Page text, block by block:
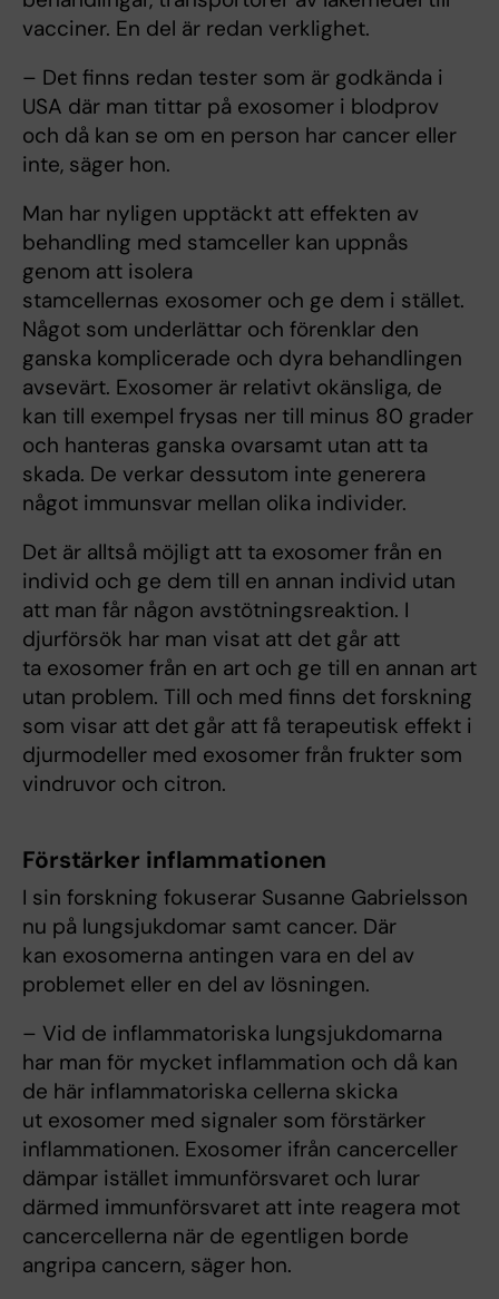
vacciner. En del är redan verklighet.
– Det finns redan tester som är godkända i
USA där man tittar på exosomer i blodprov
och då kan se om en person har cancer eller
inte, säger hon.
Man har nyligen upptäckt att effekten av
behandling med stamceller kan uppnås
genom att isolera
stamcellernas exosomer och ge dem i stället.
Något som underlättar och förenklar den
ganska komplicerade och dyra behandlingen
avsevärt. Exosomer är relativt okänsliga, de
kan till exempel frysas ner till minus 80 grader
och hanteras ganska ovarsamt utan att ta
skada. De verkar dessutom inte generera
något immunsvar mellan olika individer.
Det är alltså möjligt att ta exosomer från en
individ och ge dem till en annan individ utan
att man får någon avstötningsreaktion. I
djurförsök har man visat att det går att
ta exosomer från en art och ge till en annan art
utan problem. Till och med finns det forskning
som visar att det går att få terapeutisk effekt i
djurmodeller med exosomer från frukter som
vindruvor och citron.
Förstärker inflammationen
I sin forskning fokuserar Susanne Gabrielsson
nu på lungsjukdomar samt cancer. Där
kan exosomerna antingen vara en del av
problemet eller en del av lösningen.
– Vid de inflammatoriska lungsjukdomarna
har man för mycket inflammation och då kan
de här inflammatoriska cellerna skicka
ut exosomer med signaler som förstärker
inflammationen. Exosomer ifrån cancerceller
dämpar istället immunförsvaret och lurar
därmed immunförsvaret att inte reagera mot
cancercellerna när de egentligen borde
angripa cancern, säger hon.